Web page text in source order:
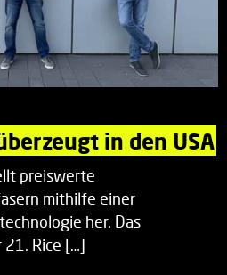
in den USA
preiswerte
mithilfe einer
her. Das
Rice […]